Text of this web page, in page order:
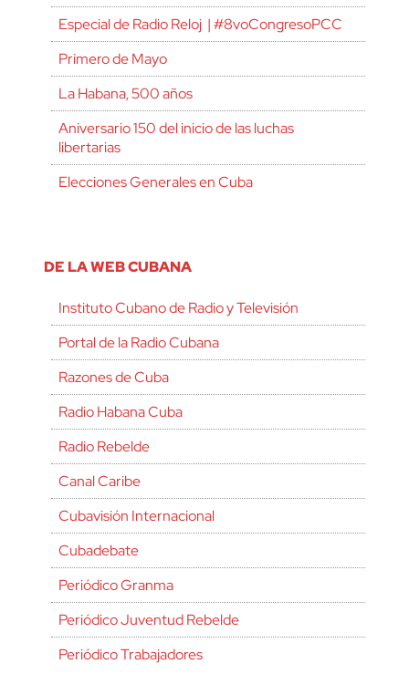
Especial de Radio Reloj | #8voCongresoPCC
Primero de Mayo
La Habana, 500 años
Aniversario 150 del inicio de las luchas
libertarias
Elecciones Generales en Cuba
DE LA WEB CUBANA
Instituto Cubano de Radio y Televisión
Portal de la Radio Cubana
Razones de Cuba
Radio Habana Cuba
Radio Rebelde
Canal Caribe
Cubavisión Internacional
Cubadebate
Periódico Granma
Periódico Juventud Rebelde
Periódico Trabajadores